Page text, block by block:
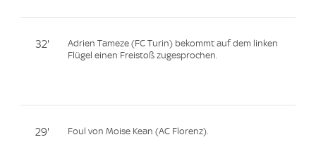
32'
Adrien Tameze (FC Turin) bekommt auf dem linken
Flügel einen Freistoß zugesprochen.
29' Foul von Moise Kean (AC Florenz).